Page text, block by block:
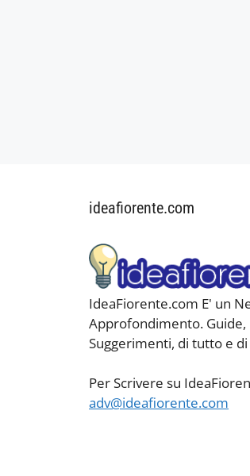
ideafiorente.com
IdeaFiorente.com E' un
Approfondimento. Guide,
Suggerimenti, di tutto e
Per Scrivere su
adv@ideafiorente.com